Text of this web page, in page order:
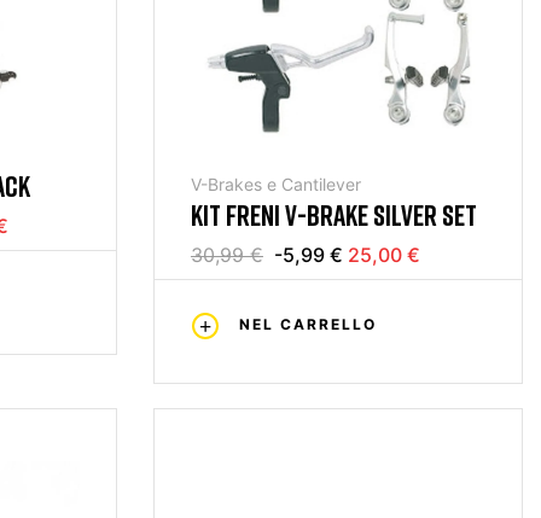
V-Brakes e Cantilever
KIT FRENI V-BRAKE SILVER SET
30,99 € -5,99 € 25,00 €
NEL CARRELLO